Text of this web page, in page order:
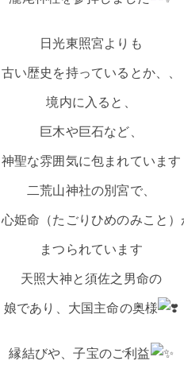
日光東照宮よりも
古い歴史を持っているとか、、
境内に入ると、
巨木や巨石など、
神聖な雰囲気に包まれています
二荒山神社の別宮で、
心姫命（たごりひめのみこと）
まつられています
天照大神と須佐之男命の
娘であり、大国主命の奥様
縁結びや、子宝のご利益